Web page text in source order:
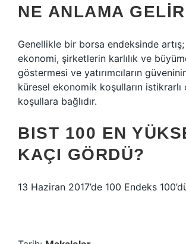
NE ANLAMA
Genellikle bir borsa endeksinde
ekonomi, şirketlerin karlılık ve
göstermesi ve yatırımcıların
küresel ekonomik koşulların istikrarlı
koşullara bağlıdır.
BIST 100 EN
KAÇI GÖRDÜ?
13 Haziran 2017’de 100 Endeks